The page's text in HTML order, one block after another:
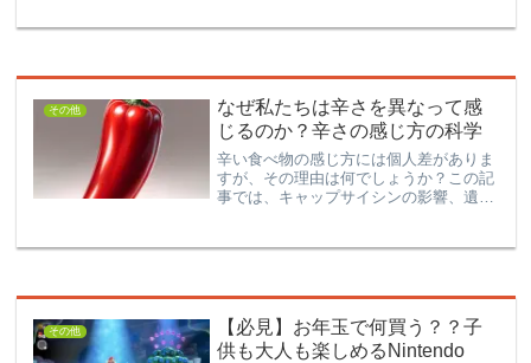
があるのです。この記事では、様々な状
次の相手を探したい方はぜひ！
その他
なぜ私たちは辛さを異なって感
じるのか？辛さの感じ方の科学
辛い食べ物の感じ方には個人差がありま
すが、その理由は何でしょうか？この記
事では、キャップサイシンの影響、遺伝
介。辛さの科学とその健康効果を解明し
その他
【必見】お年玉で何買う？？子
供も大人も楽しめるNintendo